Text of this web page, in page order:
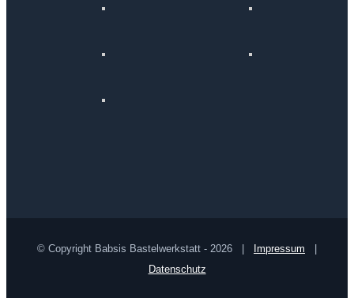
© Copyright Babsis Bastelwerkstatt - 2026 | Impressum
Datenschutz